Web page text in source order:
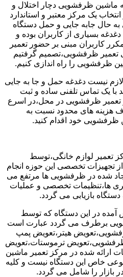
ماشین ظرفشویی دچار اختلال و
یک مرکز معتبر و استاندارد
حال جابه جایی و حمل دستگاه
بسیاری از کاربران بوده و
کاربران مبنی بر حضور تعمیر
تعمیر ظرفشویی،تصمیم گرفتیم
ظرفشویی را راه اندازی کنیم.
نیست دغدغه حمل و جا به جایی
با یک تماس تلفنی ساده و ثبت
تعمیر ظرفشویی در محل،در اسرع
هزینه های محدود نسبت به
ظرفشویی خود اقدام کنید.
تعمیر لوازم خانگی،توسط
از تجهیزات تخصصی این حوزه انجام
شده در ظرفشویی ها مرتفع می
ها،تنظیمات تخصصی و عملیات
دستگاه بازیابی می گردد.
آمده در این دستگاه که توسط
برطرف می گردد عبارت است
هیتر،تعویض پمپ
ترموستات،تعویض
ارائه شده در مرکز تعمیر ماشین
خاص این دستگاه نیست و کلیه
را شامل می گردد.